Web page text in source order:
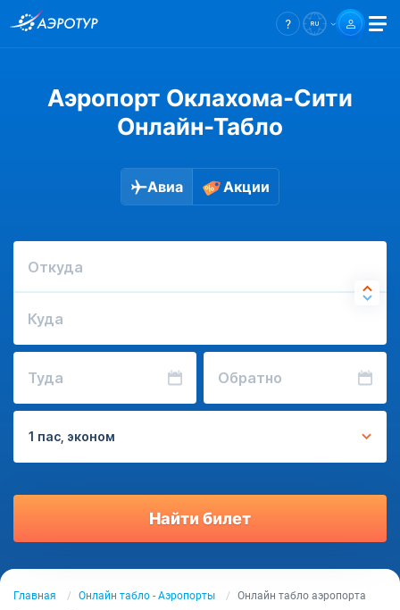
Аэропорт Оклахома-Сити
Онлайн-Табло
Авиа Акции
Откуда
Куда
Туда Обратно
1 пас, эконом
Найти билет
Главная Онлайн табло - Аэропорты
Онлайн табло аэропорта